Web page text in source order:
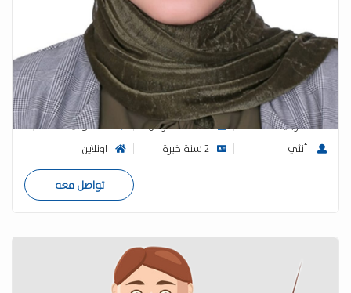
معلمة لغة انجليزية وعربية ورياضيات وعلوم على استعداد
لتدريس المراحل الابتدائية والمتوسطة
أسيل الاشقر
0 (0)
عربي متعدد المراحل
السعودية
أنثي
2 سنة خبرة اونلاين
تواصل معه